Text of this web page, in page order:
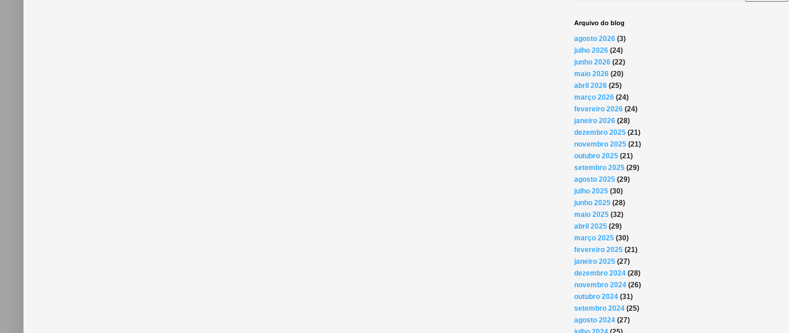
Arquivo do blog
agosto 2026 (3)
julho 2026 (24)
junho 2026 (22)
maio 2026 (20)
abril 2026 (25)
março 2026 (24)
fevereiro 2026 (24)
janeiro 2026 (28)
dezembro 2025 (21)
novembro 2025 (21)
outubro 2025 (21)
setembro 2025 (29)
agosto 2025 (29)
julho 2025 (30)
junho 2025 (28)
maio 2025 (32)
abril 2025 (29)
março 2025 (30)
fevereiro 2025 (21)
janeiro 2025 (27)
dezembro 2024 (28)
novembro 2024 (26)
outubro 2024 (31)
setembro 2024 (25)
agosto 2024 (27)